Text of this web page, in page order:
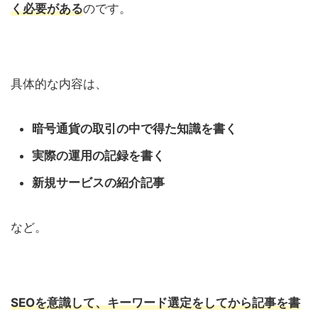
く必要があるのです。
具体的な内容は、
暗号通貨の取引の中で得た知識を書く
実際の運用の記録を書く
新規サービスの紹介記事
など。
SEOを意識して、キーワード選定をしてから記事を書